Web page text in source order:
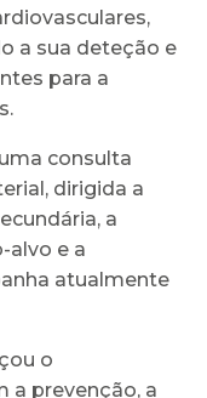
a sua deteção e
para a
consulta
dirigida a
a
alvo e a
atualmente
o
a prevenção, a